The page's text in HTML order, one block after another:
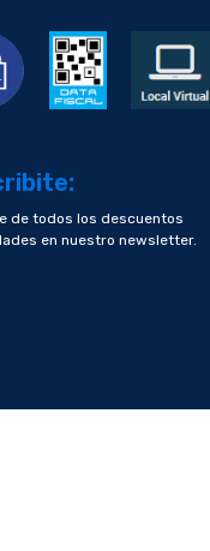
de todos los descuentos
en nuestro newsletter.